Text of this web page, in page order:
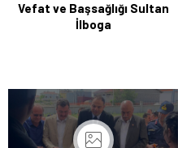
Vefat ve Başsağlığı Sultan
İlboga